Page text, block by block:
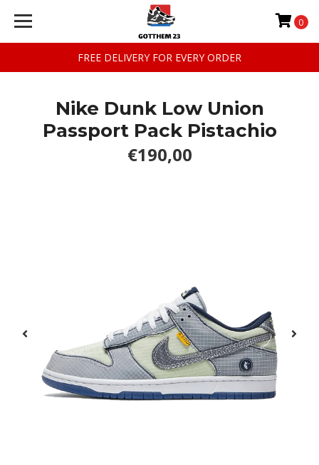
FREE DELIVERY FOR EVERY ORDER
0
Nike Dunk Low Union
Passport Pack Pistachio
€190,00